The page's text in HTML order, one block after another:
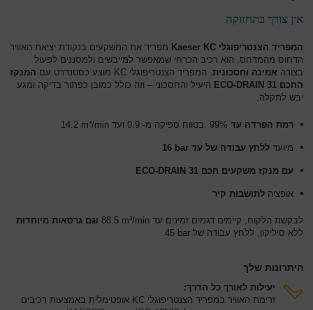
אין צורך בתחזוקה
המפריד הצנטריפוגלי Kaeser KC
מפריד את המשקעים בנקודת יציאת האוויר
הדחוס מהמדחס. הוא רכיב הכרחי שמאפשר למייבשים ולמסננים לפעול
בצורה אמינה וחסכונית. המפריד הצנטריפוגלי KC מוצע כסטנדרט עם
המנקז
החכם ECO-DRAIN 31
היעיל והחסכוני – וזה כולל כמובן כפתור בדיקה ומגע
יבש לתקלה.
רמת הפרדה עד ‎ ‎ 99%בטווח ספיקה מ- 0.9 ועד 14.2‎ m³/min
מיועד ללחץ עבודה של עד 16‎ bar
עם מנקז משקעים חכם 31 ‎ ECO-DRAIN
אופציה לתושבות קיר
לבקשת הלקוח, קיימים דגמים זמינים עד 88.5‎ m³/min
וגם גרסאות מיוחדות
ללא סיליקון, ללחץ עבודה של 45‎ bar.
היתרונות שלך
יעילות לאורך כל הדרך:
זרימת האוויר במפריד הצנטריפוגלי KC אופטימלית באמצעות רכיבים